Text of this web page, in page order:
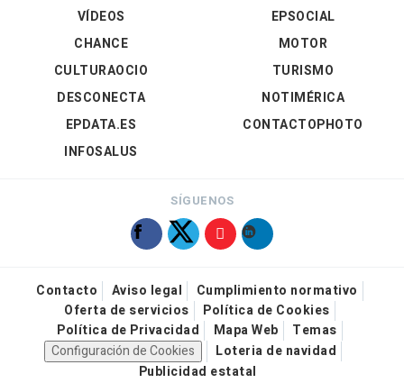
VÍDEOS
EPSOCIAL
CHANCE
CULTURAOCIO
DESCONECTA
EPDATA.ES
INFOSALUS
MOTOR
TURISMO
NOTIMÉRICA
CONTACTOPHOTO
SÍGUENOS
Contacto Aviso legal
Cumplimiento normativo
Oferta de servicios
Política de Cookies
Política de Privacidad
Mapa Web
Temas
Configuración de Cookies
Loteria de navidad
Publicidad estatal